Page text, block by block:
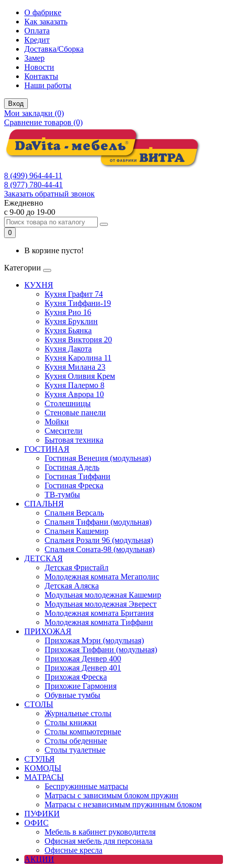
О фабрике
Как заказать
Оплата
Кредит
Доставка/Сборка
Замер
Новости
Контакты
Наши работы
Вход
Мои закладки (0)
Сравнение товаров (0)
8 (499) 964-44-11
8 (977) 780-44-41
Заказать обратный звонок
Ежедневно
с 9-00 до 19-00
0
В корзине пусто!
Категории
КУХНЯ
Кухня Графит 74
Кухня Тиффани-19
Кухня Рио 16
Кухня Бруклин
Кухня Бьянка
Кухня Виктория 20
Кухня Дакота
Кухня Каролина 11
Кухня Милана 23
Кухня Оливия Крем
Кухня Палермо 8
Кухня Аврора 10
Столешницы
Стеновые панели
Мойки
Смесители
Бытовая техника
ГОСТИНАЯ
Гостиная Венеция (модульная)
Гостиная Адель
Гостиная Тиффани
Гостиная Фреска
ТВ-тумбы
СПАЛЬНЯ
Спальня Версаль
Спальня Тиффани (модульная)
Спальня Кашемир
Спальня Розали 96 (модульная)
Спальня Соната-98 (модульная)
ДЕТСКАЯ
Детская Фристайл
Молодежная комната Мегаполис
Детская Аляска
Модульная молодежная Кашемир
Модульная молодежная Эверест
Молодежная комната Британия
Молодежная комната Тиффани
ПРИХОЖАЯ
Прихожая Мэри (модульная)
Прихожая Тиффани (модульная)
Прихожая Денвер 400
Прихожая Денвер 401
Прихожая Фреска
Прихожие Гармония
Обувные тумбы
СТОЛЫ
Журнальные столы
Столы книжки
Столы компьютерные
Столы обеденные
Столы туалетные
СТУЛЬЯ
КОМОДЫ
МАТРАСЫ
Беспружинные матрасы
Матрасы с зависимым блоком пружин
Матрасы с независимым пружинным блоком
ПУФИКИ
ОФИС
Мебель в кабинет руководителя
Офисная мебель для персонала
Офисные кресла
АКЦИИ